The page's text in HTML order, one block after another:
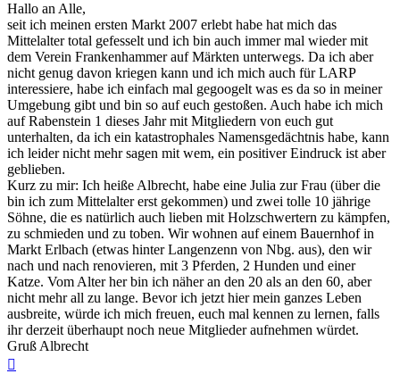
Hallo an Alle,
seit ich meinen ersten Markt 2007 erlebt habe hat mich das
Mittelalter total gefesselt und ich bin auch immer mal wieder mit
dem Verein Frankenhammer auf Märkten unterwegs. Da ich aber
nicht genug davon kriegen kann und ich mich auch für LARP
interessiere, habe ich einfach mal gegoogelt was es da so in meiner
Umgebung gibt und bin so auf euch gestoßen. Auch habe ich mich
auf Rabenstein 1 dieses Jahr mit Mitgliedern von euch gut
unterhalten, da ich ein katastrophales Namensgedächtnis habe, kann
ich leider nicht mehr sagen mit wem, ein positiver Eindruck ist aber
geblieben.
Kurz zu mir: Ich heiße Albrecht, habe eine Julia zur Frau (über die
bin ich zum Mittelalter erst gekommen) und zwei tolle 10 jährige
Söhne, die es natürlich auch lieben mit Holzschwertern zu kämpfen,
zu schmieden und zu toben. Wir wohnen auf einem Bauernhof in
Markt Erlbach (etwas hinter Langenzenn von Nbg. aus), den wir
nach und nach renovieren, mit 3 Pferden, 2 Hunden und einer
Katze. Vom Alter her bin ich näher an den 20 als an den 60, aber
nicht mehr all zu lange. Bevor ich jetzt hier mein ganzes Leben
ausbreite, würde ich mich freuen, euch mal kennen zu lernen, falls
ihr derzeit überhaupt noch neue Mitglieder aufnehmen würdet.
Gruß Albrecht